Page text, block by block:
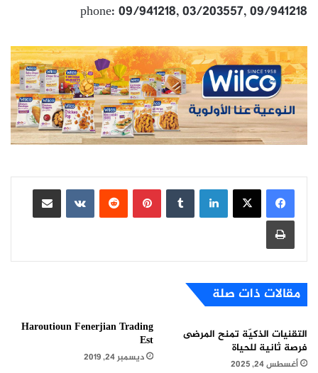
phone: 09/941218, 03/203557, 09/941218
لينكدإن بينتيريست
مشاركة عبر البريد
طباعة
مقالات ذات صلة
التقنيات الذكيّة تمنح المرضى
فرصة ثانية للحياة
أغسطس 24, 2025
Haroutioun Fenerjian Trading
Est
ديسمبر 24, 2019